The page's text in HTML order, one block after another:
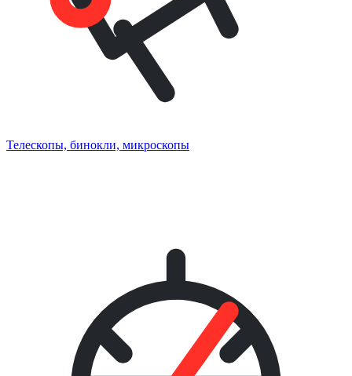
Телескопы, бинокли, микроскопы